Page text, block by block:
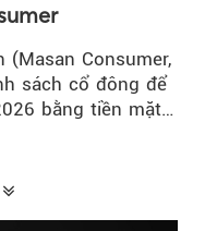
(Masan Consumer,
sách cổ đông để
bằng tiền mặt